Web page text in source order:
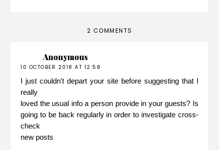
2 COMMENTS
Anonymous
10 OCTOBER 2018 AT 12:58
I just couldn't depart your site before suggesting that I
really
loved the usual info a person provide in your guests? Is
going to be back regularly in order to investigate cross-
check
new posts